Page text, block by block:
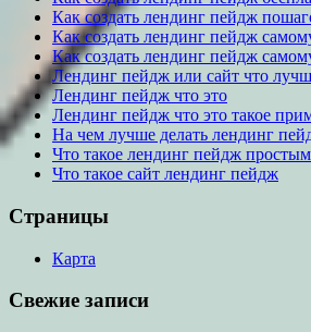
Как создать лендинг пейдж
Как создать лендинг пейдж
Как создать лендинг пейдж
Лендинг пейдж или сайт что
Лендинг пейдж что это
Лендинг пейдж что это такое
На чем лучше делать лендинг
Что такое лендинг пейдж
Что такое сайт лендинг пейдж
Страницы
Карта
Свежие записи